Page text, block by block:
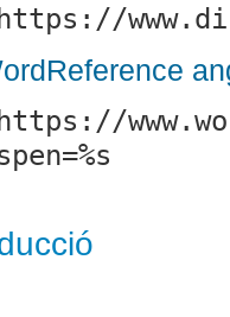
https://